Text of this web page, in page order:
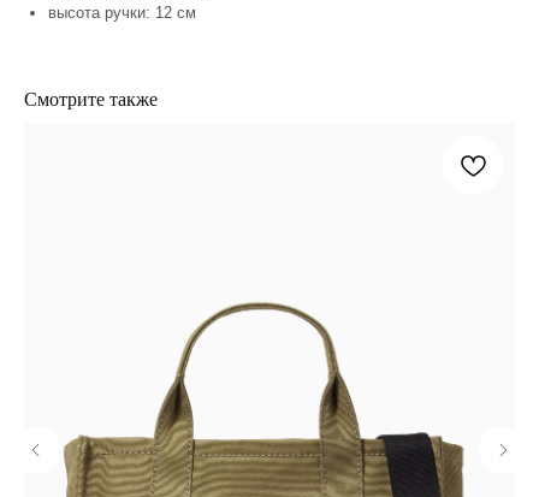
высота ручки: 12 см
Смотрите также
гарантии и уход
размеры
сертификаты